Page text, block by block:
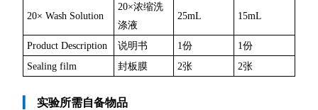
20× Wash Solution
20×浓缩洗
涤液
25mL 15mL
Product Description 说明书 1份
1份
Sealing film
封板膜 2张 2张
实验所需自备物品